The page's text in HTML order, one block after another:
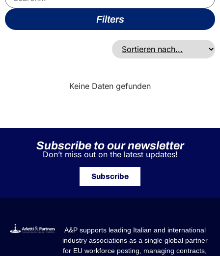
Filters
Keine Daten gefunden
Subscribe to our newsletter
Don’t miss out on the latest updates!
Subscribe
A&P supports leading Italian and international
industry associations as a single global partner
for EU workforce posting, managing contracts,